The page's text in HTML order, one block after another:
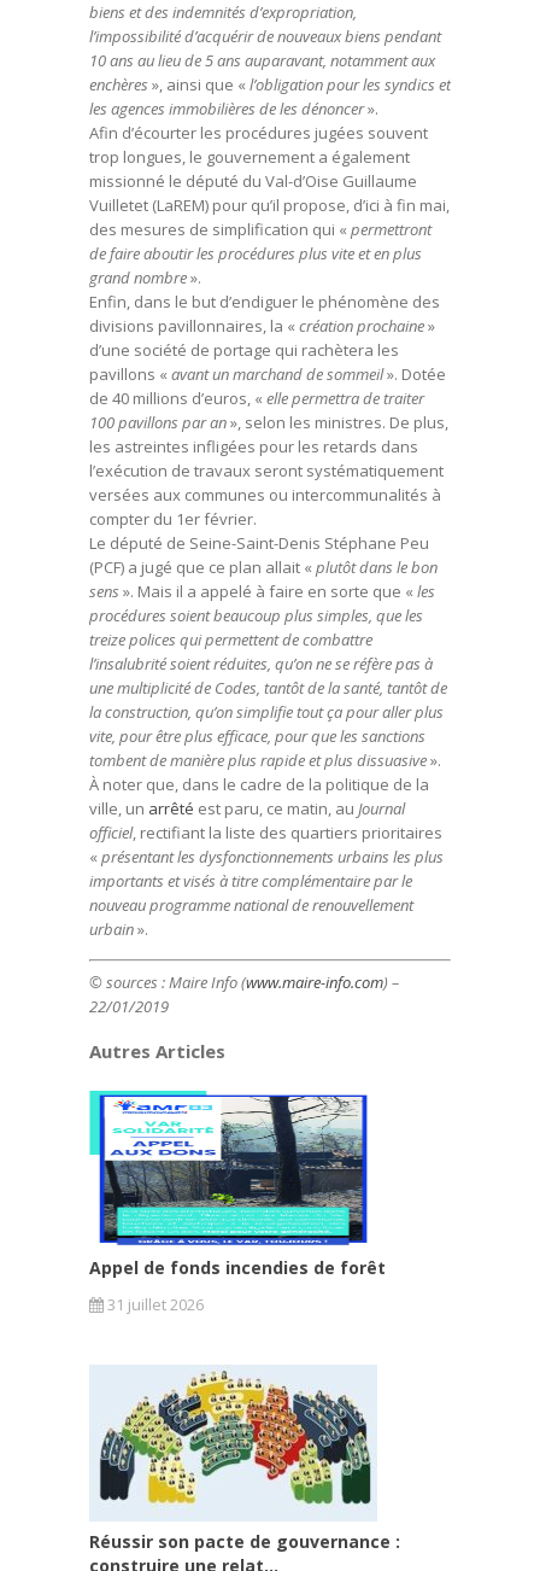
biens et des indemnités d’expropriation,
l’impossibilité d’acquérir de nouveaux biens pendant
10 ans au lieu de 5 ans auparavant, notamment aux
enchères », ainsi que « l’obligation pour les syndics et
les agences immobilières de les dénoncer».
Afin d’écourter les procédures jugées souvent
trop longues, le gouvernement a également
missionné le député du Val-d’Oise Guillaume
Vuilletet (LaREM) pour qu’il propose, d’ici à fin mai,
des mesures de simplification qui « permettront
de faire aboutir les procédures plus vite et en plus
grand nombre».
Enfin, dans le but d’endiguer le phénomène des
divisions pavillonnaires, la « création prochaine»
d’une société de portage qui rachètera les
pavillons « avant un marchand de sommeil». Dotée
de 40 millions d’euros, « elle permettra de traiter
100 pavillons par an», selon les ministres. De plus,
les astreintes infligées pour les retards dans
l’exécution de travaux seront systématiquement
versées aux communes ou intercommunalités à
compter du 1er février.
Le député de Seine-Saint-Denis Stéphane Peu
(PCF) a jugé que ce plan allait « plutôt dans le bon
sens ». Mais il a appelé à faire en sorte que « les
procédures soient beaucoup plus simples, que les
treize polices qui permettent de combattre
l’insalubrité soient réduites, qu’on ne se réfère pas à
une multiplicité de Codes, tantôt de la santé, tantôt de
la construction, qu’on simplifie tout ça pour aller plus
vite, pour être plus efficace, pour que les sanctions
tombent de manière plus rapide et plus dissuasive».
À noter que, dans le cadre de la politique de la
ville, un arrêté est paru, ce matin, au Journal
officiel, rectifiant la liste des quartiers prioritaires
« présentant les dysfonctionnements urbains les plus
importants et visés à titre complémentaire par le
nouveau programme national de renouvellement
urbain».
© sources : Maire Info (www.maire-info.com) –
22/01/2019
Autres Articles
Appel de fonds incendies de forêt
31 juillet 2026
Réussir son pacte de gouvernance :
construire une relat...